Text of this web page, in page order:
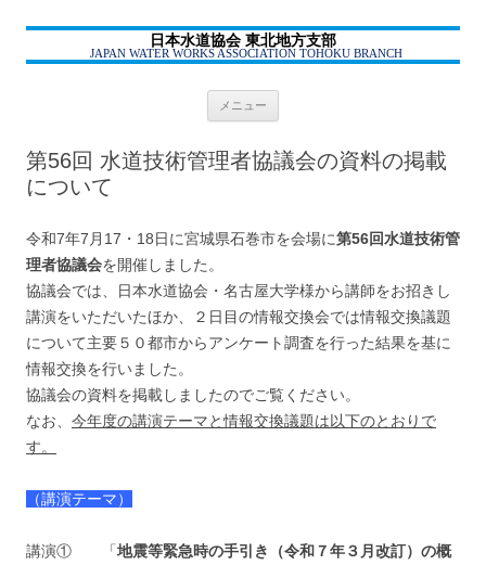
日本水道協会 東北地方支部
JAPAN WATER WORKS ASSOCIATION TOHOKU BRANCH
メニュー
ツ
へ
プ
第56回 水道技術管理者協議会の資料の掲載
について
令和7年7月17・18日に宮城県石巻市を会場に第56回水道技術管
理者協議会を開催しました。
協議会では、日本水道協会・名古屋大学様から講師をお招きし
講演をいただいたほか、２日目の情報交換会では情報交換議題
について主要５０都市からアンケート調査を行った結果を基に
情報交換を行いました。
協議会の資料を掲載しましたのでご覧ください。
なお、 今年度の講演テーマと情報交換議題は以下のとおりで
す。
（講演テーマ）
講演① 「地震等緊急時の手引き（令和７年３月改訂）の概